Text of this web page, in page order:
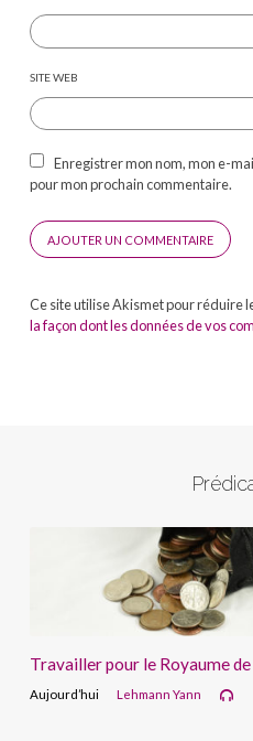
SITE WEB
Enregistrer mon nom, mon e-
pour mon prochain commentaire.
Ce site utilise Akismet pour réduire
la façon dont les données de vos
Travailler pour le Royaume
Aujourd’hui Lehmann Yann